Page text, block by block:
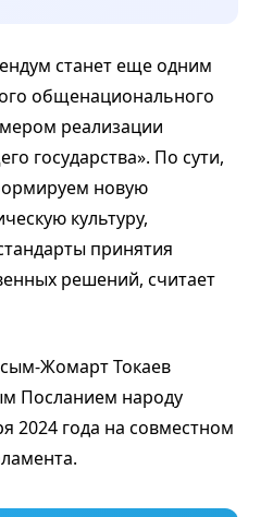
станет еще одним
общенационального
реализации
государства». По сути,
новую
культуру,
принятия
решений, считает
Жомарт Токаев
Посланием народу
2024 года на совместном